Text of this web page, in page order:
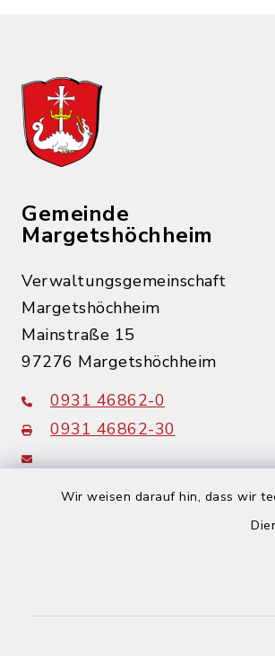
Wir weisen darauf hin, dass wir
Gemeinde
Margetshöchheim
Verwaltungsgemeinschaft
Margetshöchheim
Mainstraße 15
97276 Margetshöchheim
0931 46862-0
0931 46862-30